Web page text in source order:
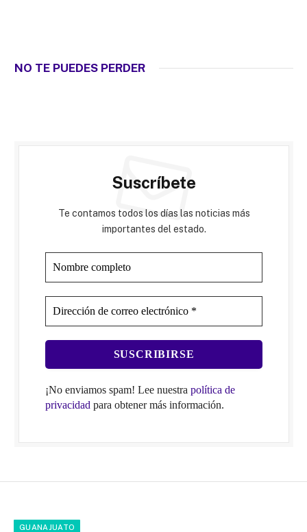
NO TE PUEDES PERDER
Suscríbete
Te contamos todos los días las noticias más
importantes del estado.
¡No enviamos spam! Lee nuestra política de
privacidad para obtener más información.
GUANAJUATO